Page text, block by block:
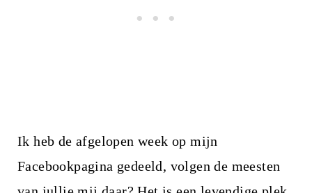
Ik heb de afgelopen week op mijn
Facebookpagina gedeeld, volgen de meesten